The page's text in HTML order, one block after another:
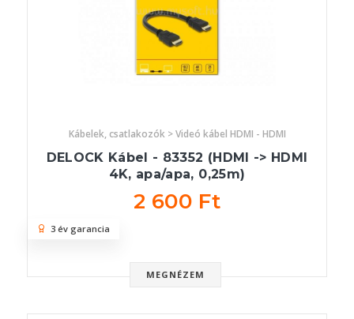
Kábelek, csatlakozók > Videó kábel HDMI - HDMI
DELOCK Kábel - 83352 (HDMI -> HDMI
4K, apa/apa, 0,25m)
2 600 Ft
MEGNÉZEM
3 év garancia